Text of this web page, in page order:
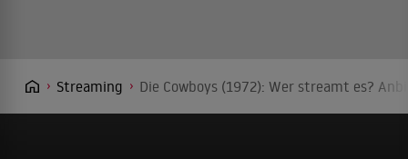
Streaming Die Cowboys (1972): Wer streamt es?